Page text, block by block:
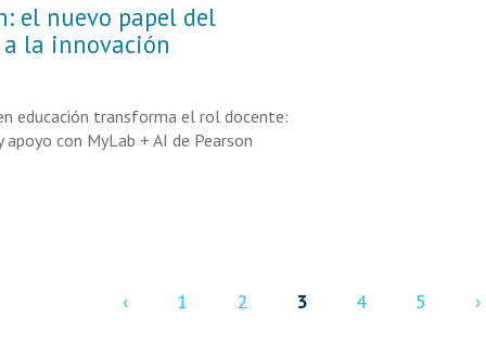
el nuevo papel del
la innovación
educación transforma el rol docente:
con MyLab + AI de Pearson
‹ 1 2 3 4 5 ›